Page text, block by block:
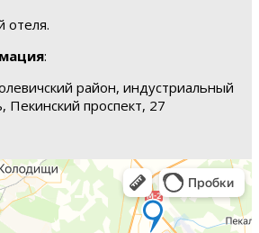
отеля.
:
район, индустриальный
Пекинский проспект, 27